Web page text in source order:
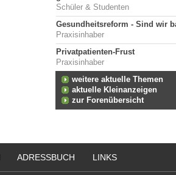
Schüler & Studenten
Gesundheitsreform - Sind wir
Praxisinhaber
Privatpatienten-Frust
Praxisinhaber
weitere aktuelle Themen
aktuelle Kleinanzeigen
zur Forenübersicht
ADRESSBUCH LINKS